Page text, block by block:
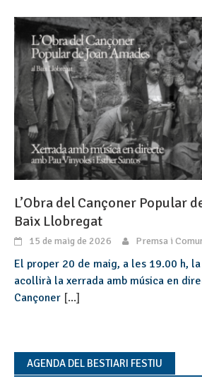
L’Obra del Cançoner Popular
Baix Llobregat
15 de maig de 2026 Premsa i
El proper 20 de maig, a les 19.00 h,
acollirà la xerrada amb música en
Cançoner [...]
AGENDA DEL BESTIARI FESTIU